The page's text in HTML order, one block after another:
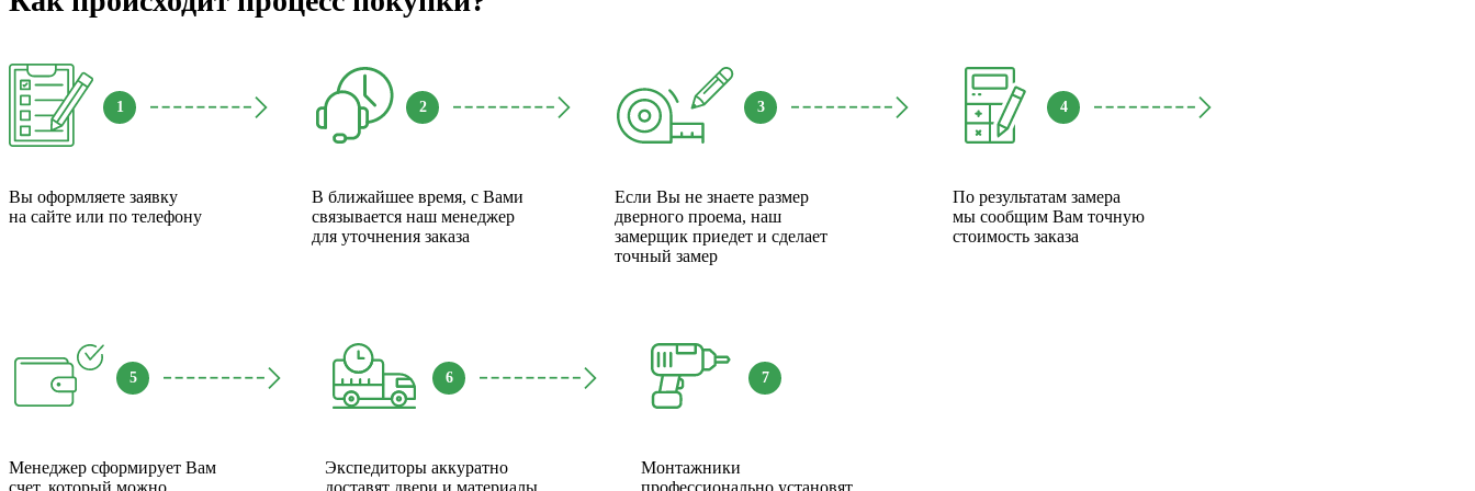
1
Вы оформляете заявку
на сайте или по телефону
2
В ближайшее время, с Вами
связывается наш менеджер
для уточнения заказа
3
Если Вы не знаете размер
дверного проема, наш
замерщик приедет и сделает
точный замер
4
По результатам замера
мы сообщим Вам точную
стоимость заказа
5
Менеджер сформирует Вам
счет, который можно
6
Экспедиторы аккуратно
доставят двери и материалы
7
Монтажники
профессионально установят